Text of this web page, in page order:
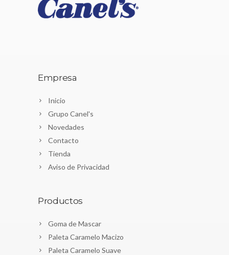
Empresa
Inicio
Grupo Canel's
Novedades
Contacto
Tienda
Aviso de Privacidad
Productos
Goma de Mascar
Paleta Caramelo Macizo
Paleta Caramelo Suave